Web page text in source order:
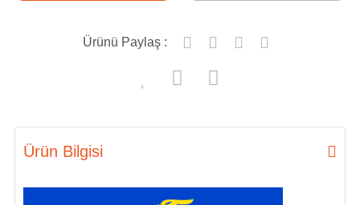
Ürünü Paylaş :
Ürün Bilgisi